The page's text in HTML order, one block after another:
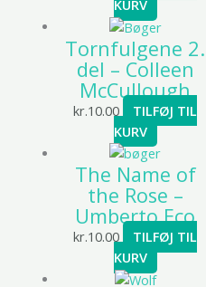
KURV
Tornfulgene 2.
del – Colleen
McCullough
kr.10.00
TILFØJ TIL
KURV
The Name of
the Rose –
Umberto Eco
kr.10.00
TILFØJ TIL
KURV